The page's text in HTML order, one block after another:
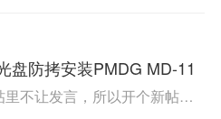
日常中的错误解决方案
盘防拷安装PMDG MD-11
本想跟帖发表的，因为原帖里不让发言，所以开个新帖，把我安装盒装版PMDG MD-11的心得发出来，供需要的飞友参考。 WIN10专业版系统和谐光盘防拷安装： 1、安装dtlite12.1.0.2210； 2、运行dtlite12.1.0.2210，在界面中选择“设备”，选择“添加设备”，在打开...